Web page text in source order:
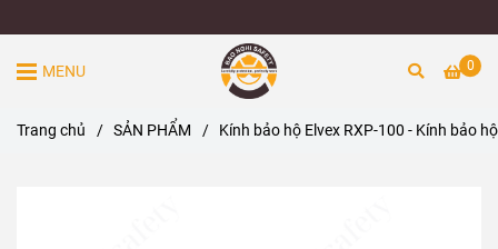
0
MENU
Trang chủ / SẢN PHẨM / Kính bảo hộ Elvex RXP-100 - Kính bảo